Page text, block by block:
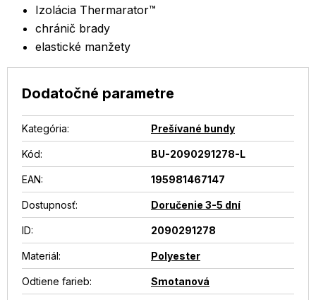
Izolácia Thermarator™
chránič brady
elastické manžety
Dodatočné parametre
Kategória: Prešívané bundy
Kód: BU-2090291278-L
EAN: 195981467147
Dostupnosť: Doručenie 3-5 dní
ID: 2090291278
Materiál: Polyester
Odtiene farieb: Smotanová